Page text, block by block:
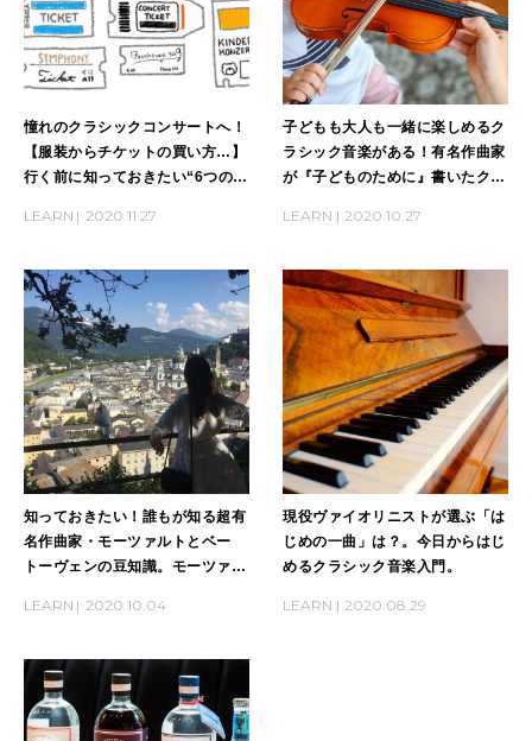
憧れのクラシックコンサートへ！
【服装からチケットの買い方…】
行く前に知っておきたい“6つのキ
LEARN 2020.11.27
子どもも大人も一緒に楽しめるク
ラシック音楽がある！有名作曲家
が『子どものために』書いたクラ
LEARN 2020.10.27
知っておきたい！誰もが知る超有
名作曲家・モーツァルトとベー
トーヴェンの豆知識。モーツァル
LEARN 2020.10.04
現役ヴァイオリニストが選ぶ「は
じめの一曲」は？。今日からはじ
めるクラシック音楽入門。
LEARN 2020.08.29